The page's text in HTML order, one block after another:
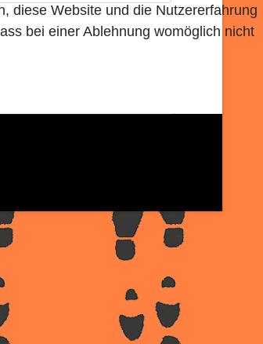
diese Website und die Nutzererfahrung
bei einer Ablehnung womöglich nicht